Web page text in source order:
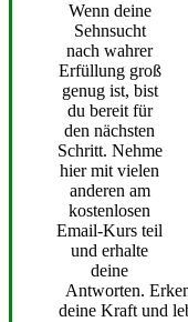
Wenn deine
Sehnsucht
nach wahrer
Erfüllung groß
genug ist, bist
du bereit für
den nächsten
Schritt. Nehme
hier mit vielen
anderen am
kostenlosen
Email-Kurs teil
und erhalte
deine
Antworten.
deine Kraft und